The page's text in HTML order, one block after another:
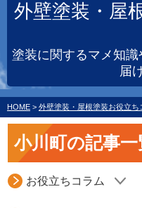
外壁塗装・屋
塗装に関するマメ知
届
HOME > 外壁塗装・屋根塗装お役立ち
小川町の記事一
お役立ちコラム